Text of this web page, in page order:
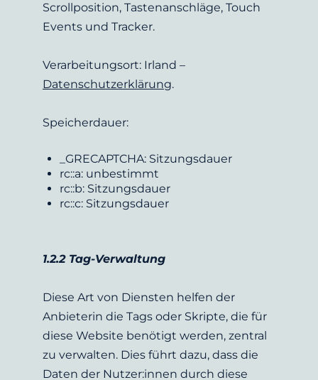
Scrollposition, Tastenanschläge, Touch
Events und Tracker.
Datenschutzerklärung.
Speicherdauer:
_GRECAPTCHA: Sitzungsdauer
rc::a: unbestimmt
rc::b: Sitzungsdauer
rc::c: Sitzungsdauer
1.2.2 Tag-Verwaltung
Diese Art von Diensten helfen der
Anbieterin die Tags oder Skripte, die für
diese Website benötigt werden, zentral
zu verwalten. Dies führt dazu, dass die
Daten der Nutzer:innen durch diese